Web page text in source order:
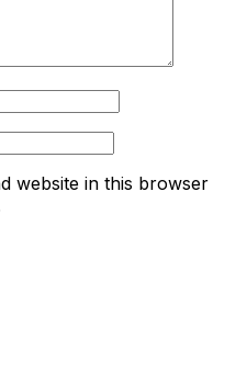
website in this browser